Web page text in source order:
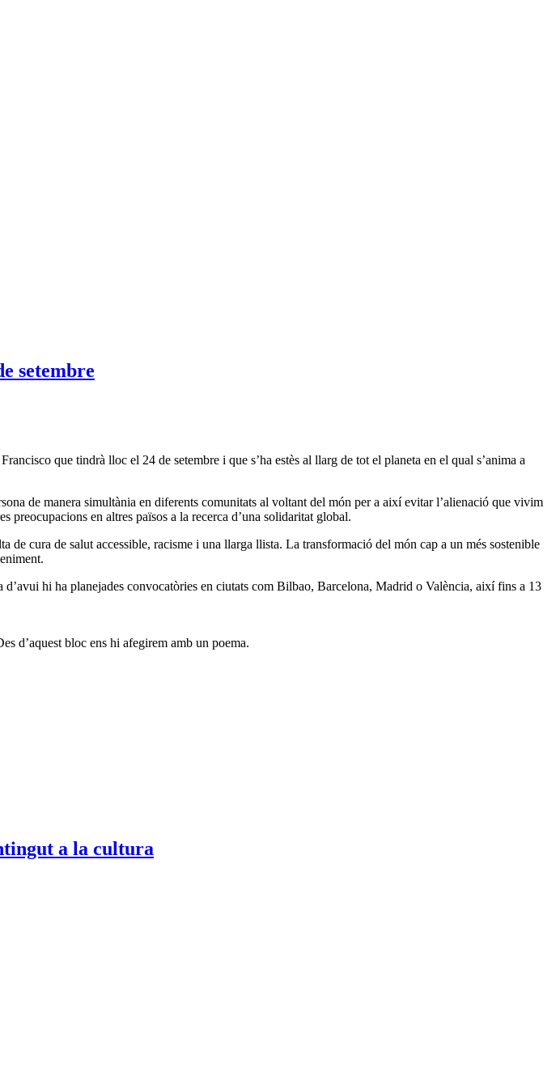
setembre
que tindrà lloc el 24 de setembre i que s’ha estès al llarg de tot el planeta en el qual s’anima a
de manera simultània en diferents comunitats al voltant del món per a així evitar l’alienació que vivim
preocupacions en altres països a la recerca d’una solidaritat global.
cura de salut accessible, racisme i una llarga llista. La transformació del món cap a un més sostenible
hi ha planejades convocatòries en ciutats com Bilbao, Barcelona, Madrid o València, així fins a 13
d’aquest bloc ens hi afegirem amb un poema.
a la cultura